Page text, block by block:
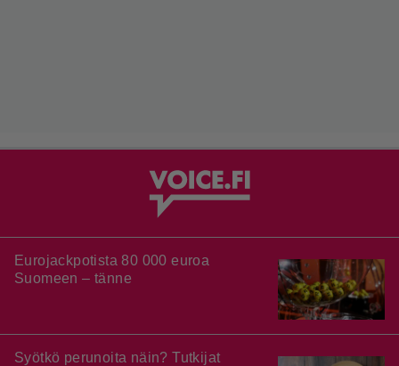
Eurojackpotista 80 000 euroa
Suomeen – tänne
Syötkö perunoita näin? Tutkijat